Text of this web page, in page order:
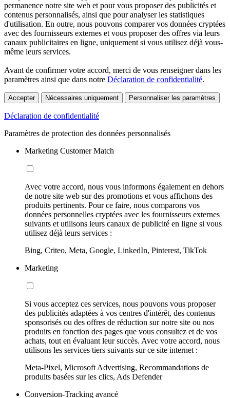
permanence notre site web et pour vous proposer des publicités et
contenus personnalisés, ainsi que pour analyser les statistiques
d'utilisation. En outre, nous pouvons comparer vos données cryptées
avec des fournisseurs externes et vous proposer des offres via leurs
canaux publicitaires en ligne, uniquement si vous utilisez déjà vous-
même leurs services.
Avant de confirmer votre accord, merci de vous renseigner dans les
paramètres ainsi que dans notre Déclaration de confidentialité.
Accepter Nécessaires uniquement Personnaliser les paramètres
Déclaration de confidentialité
Paramètres de protection des données personnalisés
Marketing Customer Match
Avec votre accord, nous vous informons également en dehors
de notre site web sur des promotions et vous affichons des
produits pertinents. Pour ce faire, nous comparons vos
données personnelles cryptées avec les fournisseurs externes
suivants et utilisons leurs canaux de publicité en ligne si vous
utilisez déjà leurs services :
Bing, Criteo, Meta, Google, LinkedIn, Pinterest, TikTok
Marketing
Si vous acceptez ces services, nous pouvons vous proposer
des publicités adaptées à vos centres d'intérêt, des contenus
sponsorisés ou des offres de réduction sur notre site ou nos
produits en fonction des pages que vous consultez et de vos
achats, tout en évaluant leur succès. Avec votre accord, nous
utilisons les services tiers suivants sur ce site internet :
Meta-Pixel, Microsoft Advertising, Recommandations de
produits basées sur les clics, Ads Defender
Conversion-Tracking avancé